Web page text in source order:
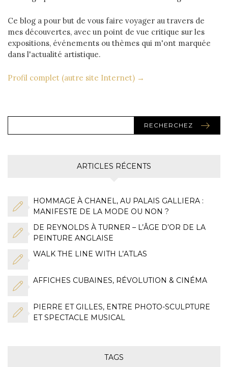
Ce blog a pour but de vous faire voyager au travers de
mes découvertes, avec un point de vue critique sur les
expositions, événements ou thèmes qui m'ont marquée
dans l'actualité artistique.
Profil complet (autre site Internet) →
RECHERCHEZ
ARTICLES RÉCENTS
HOMMAGE À CHANEL, AU PALAIS GALLIERA :
MANIFESTE DE LA MODE OU NON ?
DE REYNOLDS À TURNER – L’ÂGE D’OR DE LA
PEINTURE ANGLAISE
WALK THE LINE WITH L’ATLAS
AFFICHES CUBAINES, RÉVOLUTION & CINÉMA
PIERRE ET GILLES, ENTRE PHOTO-SCULPTURE
ET SPECTACLE MUSICAL
TAGS